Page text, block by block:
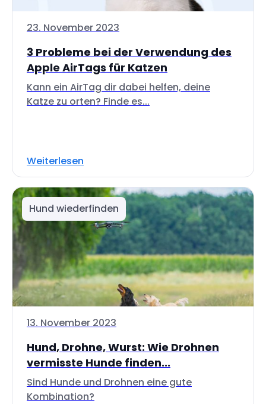
23. November 2023
3 Probleme bei der Verwendung des
Apple AirTags für Katzen
Kann ein AirTag dir dabei helfen, deine
Katze zu orten? Finde es...
Weiterlesen
Hund wiederfinden
13. November 2023
Hund, Drohne, Wurst: Wie Drohnen
vermisste Hunde finden...
Sind Hunde und Drohnen eine gute
Kombination?